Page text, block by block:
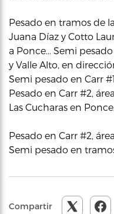
Pesado en tramos de
Juana Díaz y Cotto
a Ponce… Semi
y Valle Alto, en
Semi pesado en Carr
Pesado en Carr #2,
Las Cucharas en
Pesado en Carr #2,
Semi pesado en
Compartir